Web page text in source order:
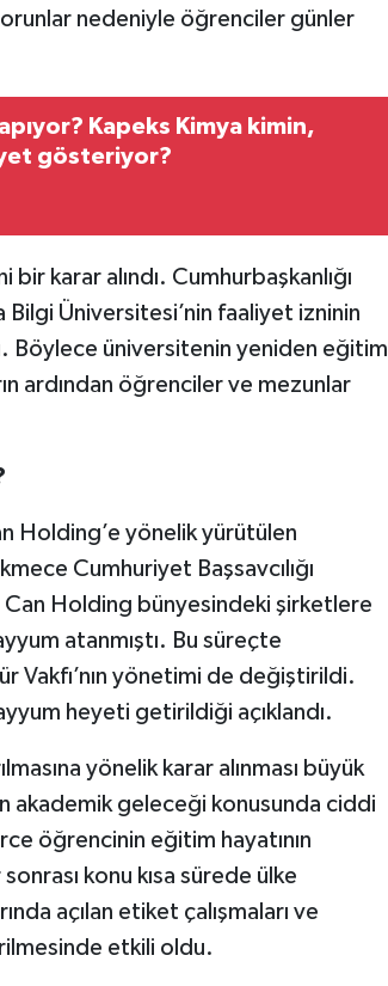
nedeniyle öğrenciler günler
Kapeks Kimya kimin,
gösteriyor?
karar alındı. Cumhurbaşkanlığı
Bilgi Üniversitesi’nin faaliyet izninin
Böylece üniversitenin yeniden eğitim
ardından öğrenciler ve mezunlar
Holding’e yönelik yürütülen
Cumhuriyet Başsavcılığı
Can Holding bünyesindeki şirketlere
atanmıştı. Bu süreçte
Vakfı’nın yönetimi de değiştirildi.
heyeti getirildiği açıklandı.
yönelik karar alınması büyük
akademik geleceği konusunda ciddi
öğrencinin eğitim hayatının
konu kısa sürede ülke
açılan etiket çalışmaları ve
etkili oldu.